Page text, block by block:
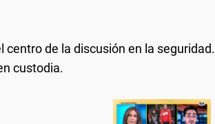
centro de la discusión en la seguridad.
custodia.